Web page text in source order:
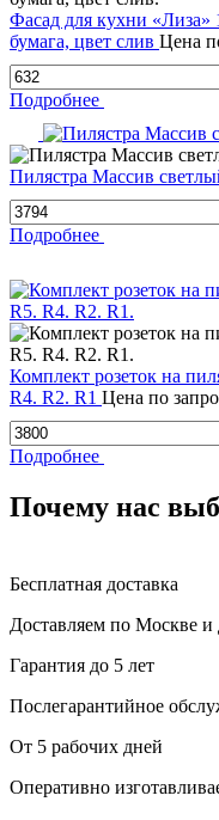
Фасад для кухни
бумага, цвет слив Цена
Подробнее
Пилястра Массив
Подробнее
Комплект розеток на
R4. R2. R1 Цена по
Подробнее
Почему нас
Бесплатная доставка
Доставляем по Москве
Гарантия до 5 лет
Послегарантийное
От 5 рабочих дней
Оперативно